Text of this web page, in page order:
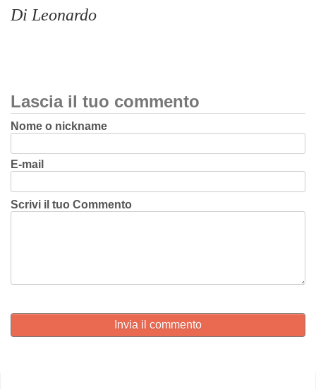
Di Leonardo
Lascia il tuo commento
Nome o nickname
E-mail
Scrivi il tuo Commento
Invia il commento